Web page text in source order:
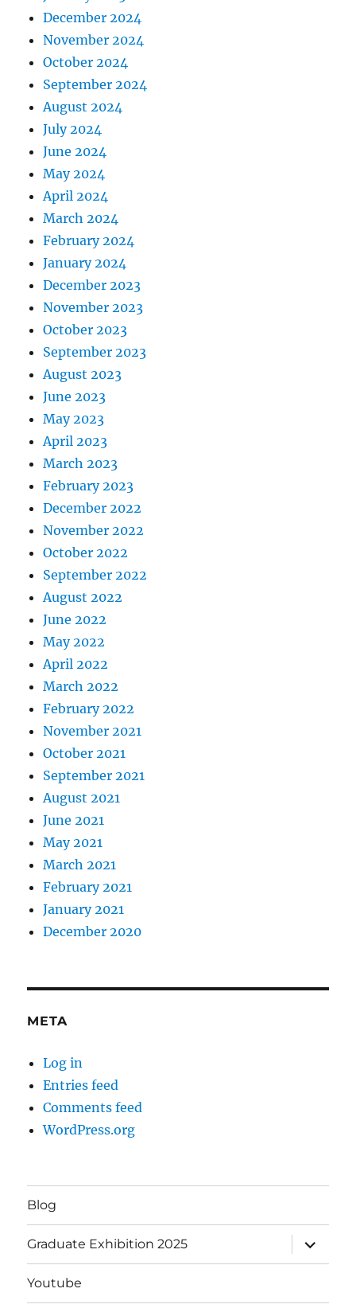
December 2024
November 2024
October 2024
September 2024
August 2024
July 2024
June 2024
May 2024
April 2024
March 2024
February 2024
January 2024
December 2023
November 2023
October 2023
September 2023
August 2023
June 2023
May 2023
April 2023
March 2023
February 2023
December 2022
November 2022
October 2022
September 2022
August 2022
June 2022
May 2022
April 2022
March 2022
February 2022
November 2021
October 2021
September 2021
August 2021
June 2021
May 2021
March 2021
February 2021
January 2021
December 2020
META
Log in
Entries feed
Comments feed
WordPress.org
Blog
Graduate Exhibition 2025
expand
child
menu
Youtube